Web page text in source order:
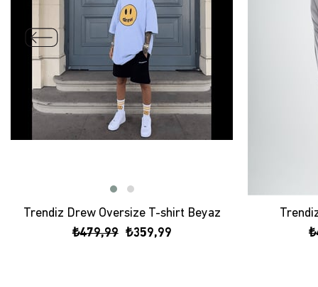
Trendiz Drew Oversize T-shirt Beyaz
₺359,99
₺479,99